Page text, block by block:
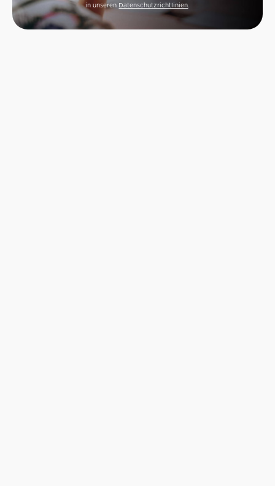
in unseren Datenschutzrichtlinien